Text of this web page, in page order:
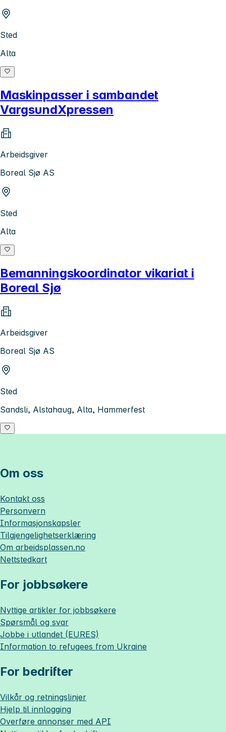
Sted
Alta
Maskinpasser i sambandet
VargsundXpressen
Arbeidsgiver
Boreal Sjø AS
Sted
Alta
Bemanningskoordinator vikariat i
Boreal Sjø
Arbeidsgiver
Boreal Sjø AS
Sted
Sandsli, Alstahaug, Alta, Hammerfest
Om oss
Kontakt oss
Personvern
Informasjonskapsler
Tilgjengelighetserklæring
Om arbeidsplassen.no
Nettstedkart
For jobbsøkere
Nyttige artikler for jobbsøkere
Spørsmål og svar
Jobbe i utlandet (EURES)
Information to refugees from Ukraine
For bedrifter
Vilkår og retningslinjer
Hjelp til innlogging
Overføre annonser med API